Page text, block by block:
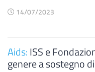
14/07/2023
Aids:ISS e
genere a sostegno